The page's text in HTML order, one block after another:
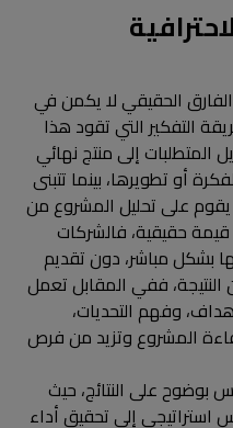
الحقيقي لا يكمن في
التفكير التي تقود هذا
المتطلبات إلى منتج نهائي
أو تطويرها، بينما تتبنى
يقوم على تحليل المشروع من
حقيقية، فالشركات
بشكل مباشر، دون تقديم
ففي المقابل تعمل
وفهم التحديات،
المشروع وتزيد من فرص
بوضوح على النتائج، حيث
استراتيجي إلى تحقيق أداء